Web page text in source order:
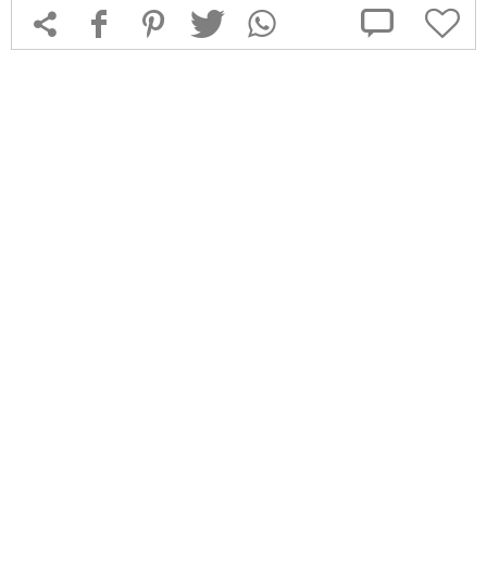
 f 1 T  